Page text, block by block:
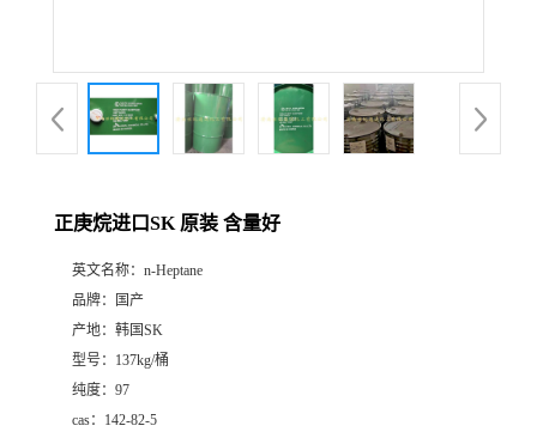
正庚烷进口SK 原装 含量好
英文名称： n-Heptane
品牌：
国产
产地： 韩国SK
型号： 137kg/桶
纯度： 97
cas： 142-82-5